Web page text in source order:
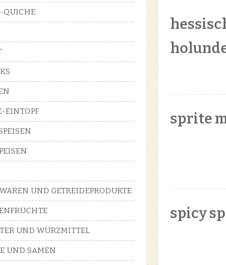
sprite
spicy
QUICHE
EINTOPF
UND GETREIDEPRODUKTE
UND WÜRZMITTEL
UND SAMEN